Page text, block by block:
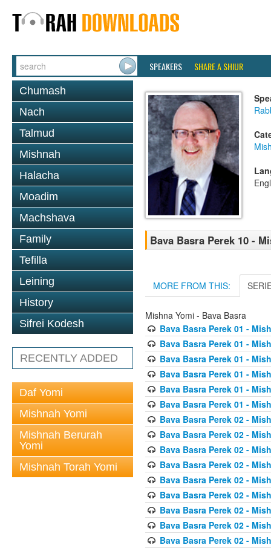
SPEAKERS SHARE A SHIUR
Chumash
Nach
Talmud
Mishnah
Halacha
Moadim
Machshava
Family
Tefilla
Leining
History
Sifrei Kodesh
RECENTLY ADDED
Daf Yomi
Mishnah Yomi
Mishnah Berurah
Yomi
Mishnah Torah Yomi
Bava Basra Perek 10 -
MORE FROM THIS:
Mishna Yomi - Bava Basra
Bava Basra Perek 01 -
Bava Basra Perek 01 -
Bava Basra Perek 01 -
Bava Basra Perek 01 -
Bava Basra Perek 01 -
Bava Basra Perek 01 -
Bava Basra Perek 02 -
Bava Basra Perek 02 -
Bava Basra Perek 02 -
Bava Basra Perek 02 -
Bava Basra Perek 02 -
Bava Basra Perek 02 -
Bava Basra Perek 02 -
Bava Basra Perek 02 -
Bava Basra Perek 02 -